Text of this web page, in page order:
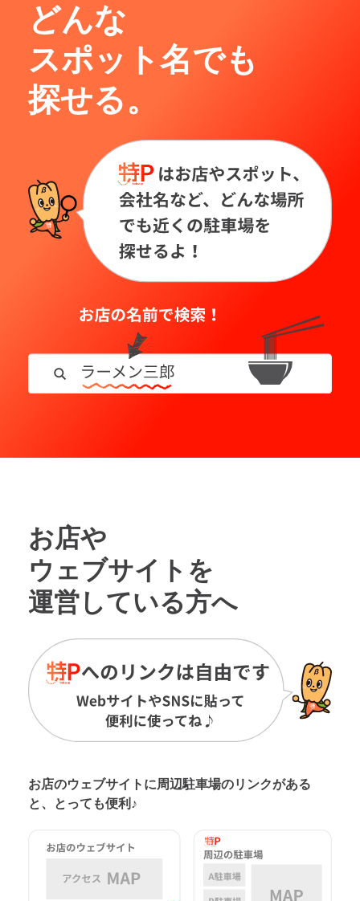
どんな
スポット名でも
探せる。
お店や
ウェブサイトを
運営している方へ
お店のウェブサイトに周辺駐車場のリンクがある
と、とっても便利♪